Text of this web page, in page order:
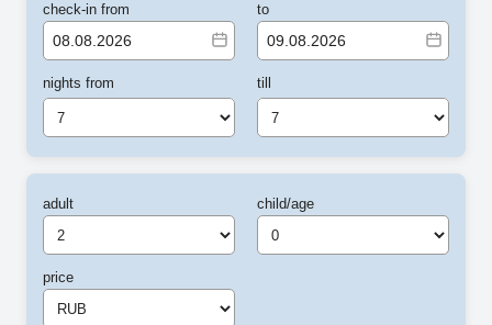
check-in from
nights from
7
to
till
7
adult
price
child/age